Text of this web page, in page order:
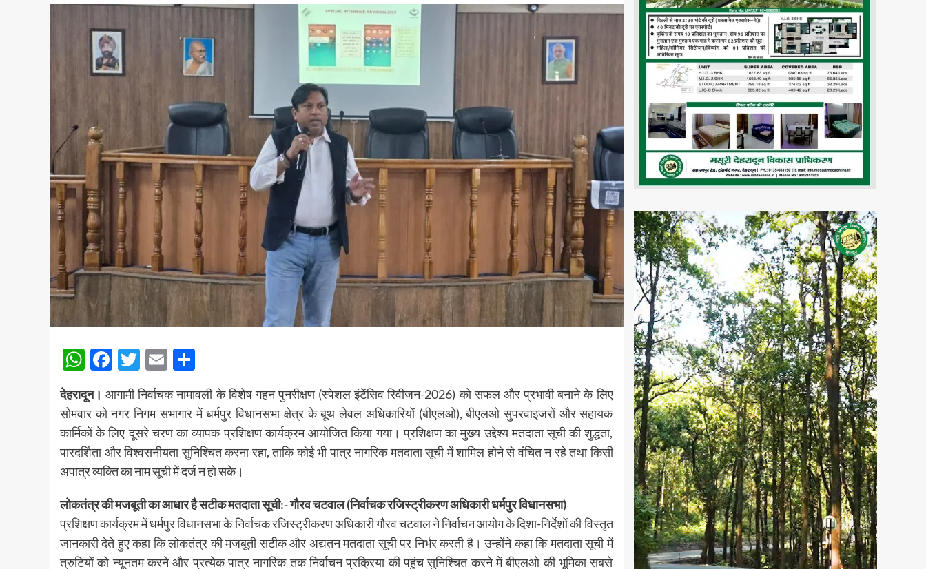
WhatsApp
Facebook
Twitter
Email
देहरादून।आगामी निर्वाचक नामावली के विशेष गहन पुनरीक्षण (स्पेशल इंटेंसिव रिवीजन-2026) को सफल और प्रभावी बनाने के लिए
सोमवार को नगर निगम सभागार में धर्मपुर विधानसभा क्षेत्र के बूथ लेवल अधिकारियों (बीएलओ), बीएलओ सुपरवाइजरों और सहायक
कार्मिकों के लिए दूसरे चरण का व्यापक प्रशिक्षण कार्यक्रम आयोजित किया गया। प्रशिक्षण का मुख्य उद्देश्य मतदाता सूची की शुद्धता,
पारदर्शिता और विश्वसनीयता सुनिश्चित करना रहा, ताकि कोई भी पात्र नागरिक मतदाता सूची में शामिल होने से वंचित न रहे तथा किसी
अपात्र व्यक्ति का नाम सूची में दर्ज न हो सके।
लोकतंत्र की मजबूती का आधार है सटीक मतदाता सूची:- गौरव चटवाल (निर्वाचक रजिस्ट्रीकरण अधिकारी धर्मपुर विधानसभा)
प्रशिक्षण कार्यक्रम में धर्मपुर विधानसभा के निर्वाचक रजिस्ट्रीकरण अधिकारी गौरव चटवाल ने निर्वाचन आयोग के दिशा-निर्देशों की विस्तृत
जानकारी देते हुए कहा कि लोकतंत्र की मजबूती सटीक और अद्यतन मतदाता सूची पर निर्भर करती है। उन्होंने कहा कि मतदाता सूची में
त्रुटियों को न्यूनतम करने और प्रत्येक पात्र नागरिक तक निर्वाचन प्रक्रिया की पहुंच सुनिश्चित करने में बीएलओ की भूमिका सबसे